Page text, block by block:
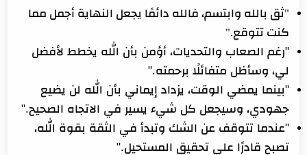
"ثق بالله وابتسم، فالله دائمًا يجعل النهاية أجمل مما
كنت تتوقع."
"رغم الصعاب والتحديات، أؤمن بأن الله يخطط لأفضل
لي، وسأظل متفائلًا برحمته."
"بينما يمضي الوقت، يزداد إيماني بأن الله لن يضيع
جهودي، وسيجعل كل شيء يسير في الاتجاه الصحيح."
"عندما تتوقف عن الشك وتبدأ في الثقة بقوة الله،
تصبح قادرًا على تحقيق المستحيل."